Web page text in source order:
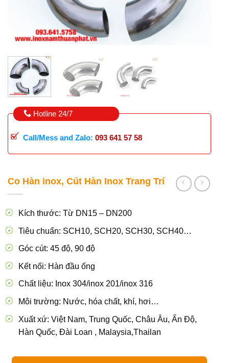
Hotline 24/7
Call/Mess and Zalo:093 641 57 58
Co Hàn inox, Cút Hàn Inox Trang Trí
Kích thước: Từ DN15 – DN200
Tiêu chuẩn: SCH10, SCH20, SCH30, SCH40…
Góc cút: 45 độ, 90 độ
Kết nối: Hàn đầu ống
Chất liệu: Inox 304/inox 201/inox 316
Môi trường: Nước, hóa chất, khí, hơi…
Xuất xứ: Việt Nam, Trung Quốc, Châu Âu, Ấn Độ,
Hàn Quốc, Đài Loan , Malaysia,Thailan